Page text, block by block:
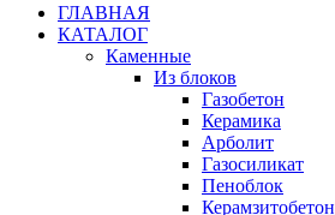
ГЛАВНАЯ
КАТАЛОГ
Каменные
Из блоков
Газобетон
Керамика
Арболит
Газосиликат
Пеноблок
Керамзитобетон